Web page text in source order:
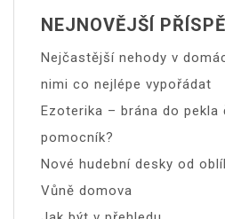
NEJNOVĚJŠÍ
Nejčastější nehody v
nimi co nejlépe vypořádat
Ezoterika – brána do pekla
pomocník?
Nové hudební desky od
Vůně domova